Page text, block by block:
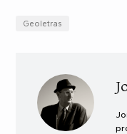
Geoletras